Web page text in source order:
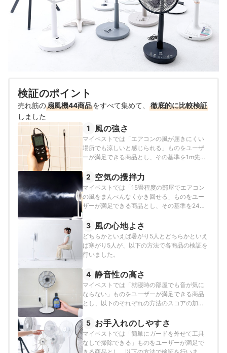
検証のポイント
売れ筋の扇風機44商品をすべて集めて、
徹底的に比較検証
しました
1
風の強さ
マイベストでは「エアコンの風が届きにくい
場所でも涼しいと感じられる」ものをユーザ
ーが満足できる商品とし、その基準を1m先で
で検証を行いました。
2 空気の攪拌力
マイベストでは「15畳程度の部屋でエアコン
の風をまんべんなくかき回せる」ものをユー
ザーが満足できる商品とし、その基準を24か
検証を行いました。
3 風の心地よさ
どちらかといえば暑がり5人とどちらかといえ
ば寒がり5人が、以下の方法で各商品の検証を
行いました。
4 静音性の高さ
マイベストでは「就寝時の部屋でも音が気に
ならない」ものをユーザーが満足できる商品
とし、以下のそれぞれの方法のスコアの加重
5 お手入れのしやすさ
マイベストでは「簡単にガードを外せて工具
なしで掃除できる」ものをユーザーが満足で